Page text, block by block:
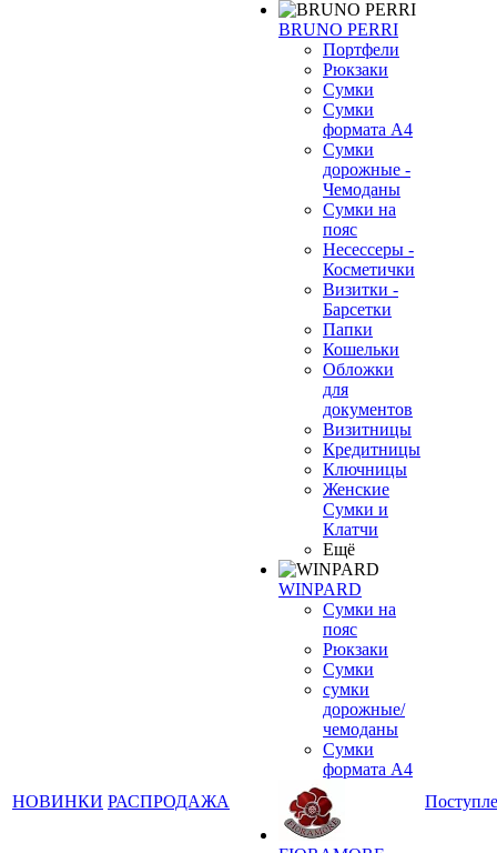
НОВИНКИ РАСПРОДАЖА
BRUNO PERRI
Портфели
Рюкзаки
Сумки
Сумки
формата А4
Сумки
дорожные -
Чемоданы
Сумки на
пояс
Несессеры -
Косметички
Визитки -
Барсетки
Папки
Кошельки
Обложки
для
документов
Визитницы
Кредитницы
Ключницы
Женские
Сумки и
Клатчи
Ещё
WINPARD
Сумки на
пояс
Рюкзаки
Сумки
сумки
дорожные/
чемоданы
Сумки
формата А4